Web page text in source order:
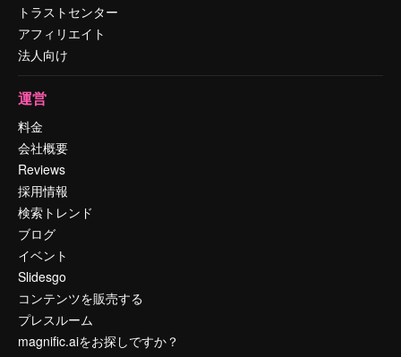
トラストセンター
アフィリエイト
法人向け
運営
料金
会社概要
Reviews
採用情報
検索トレンド
ブログ
イベント
Slidesgo
コンテンツを販売する
プレスルーム
magnific.aiをお探しですか？